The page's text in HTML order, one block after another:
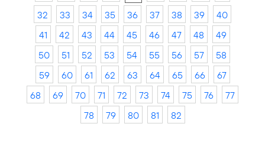
32
33 34 35 36 37 38 39
40
41
42 43 44 45 46 47 48
49
50
51 52 53 54 55 56 57
58
59
60 61 62 63 64 65 66
67
68
69 70 71 72 73 74 75 76
77
78
79 80 81 82